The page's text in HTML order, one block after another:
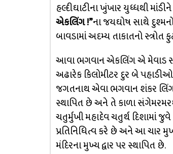
હલ્દીઘાટીના ખુંખાર યુધ્ધથી
એકલિંગ !”ના જયઘોષ સાથે
બાવડામાં અદમ્ય તાકાતનો સ્ત્રોત
આવા ભગવાન એકલિંગ એ મેવાડ
અઢારેક કિલોમીટર દુર બે
જગતનાથ એવા ભગવાન શંકર લિંગ
સ્થાપિત છે અને તે કાળા
ચતુર્મુખી મહાદેવ ચતુર્થ દિશામાં
પ્રતિનિધિત્વ કરે છે અને આ ચાર
મંદિરના મુખ્ય દ્વાર પર સ્થાપિત છે.